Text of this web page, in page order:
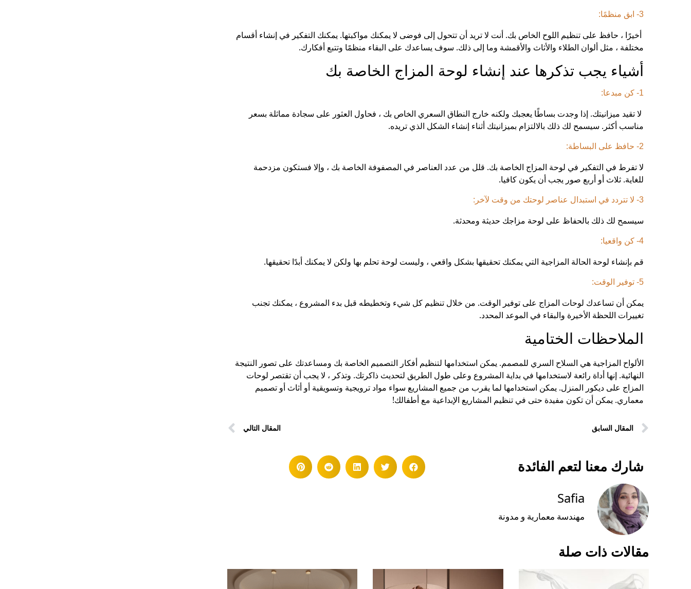
3- ابق منظمًا:
أخيرًا ، حافظ على تنظيم اللوح الخاص بك. أنت لا تريد أن تتحول إلى فوضى لا يمكنك مواكبتها. يمكنك التفكير في إنشاء أقسام
مختلفة ، مثل ألوان الطلاء والأثاث والأقمشة وما إلى ذلك. سوف يساعدك على البقاء منظمًا وتتبع أفكارك.
أشياء يجب تذكرها عند إنشاء لوحة المزاج الخاصة بك
1- كن مبدعا:
لا تقيد ميزانيتك. إذا وجدت بساطًا يعجبك ولكنه خارج النطاق السعري الخاص بك ، فحاول العثور على سجادة مماثلة بسعر
مناسب أكثر. سيسمح لك ذلك بالالتزام بميزانيتك أثناء إنشاء الشكل الذي تريده.
2- حافظ على البساطة:
لا تفرط في التفكير في لوحة المزاج الخاصة بك. قلل من عدد العناصر في المصفوفة الخاصة بك ، وإلا فستكون مزدحمة
للغاية. ثلاث أو أربع صور يجب أن يكون كافيا.
3- لا تتردد في استبدال عناصر لوحتك من وقت لآخر:
سيسمح لك ذلك بالحفاظ على لوحة مزاجك حديثة ومحدثة.
4- كن واقعيا:
قم بإنشاء لوحة الحالة المزاجية التي يمكنك تحقيقها بشكل واقعي ، وليست لوحة تحلم بها ولكن لا يمكنك أبدًا تحقيقها.
5- توفير الوقت:
يمكن أن تساعدك لوحات المزاج على توفير الوقت. من خلال تنظيم كل شيء وتخطيطه قبل بدء المشروع ، يمكنك تجنب
تغييرات اللحظة الأخيرة والبقاء في الموعد المحدد.
الملاحظات الختامية
الألواح المزاجية هي السلاح السري للمصمم. يمكن استخدامها لتنظيم أفكار التصميم الخاصة بك ومساعدتك على تصور النتيجة
النهائية. إنها أداة رائعة لاستخدامها في بداية المشروع وعلى طول الطريق لتحديث ذاكرتك. وتذكر ، لا يجب أن تقتصر لوحات
المزاج على ديكور المنزل. يمكن استخدامها لما يقرب من جميع المشاريع سواء مواد ترويجية وتسويقية أو أثاث أو تصميم
معماري. يمكن أن تكون مفيدة حتى في تنظيم المشاريع الإبداعية مع أطفالك!
المقال السابق المقال التالي
شارك معنا لتعم الفائدة
Safia
مهندسة معمارية و مدونة
مقالات ذات صلة